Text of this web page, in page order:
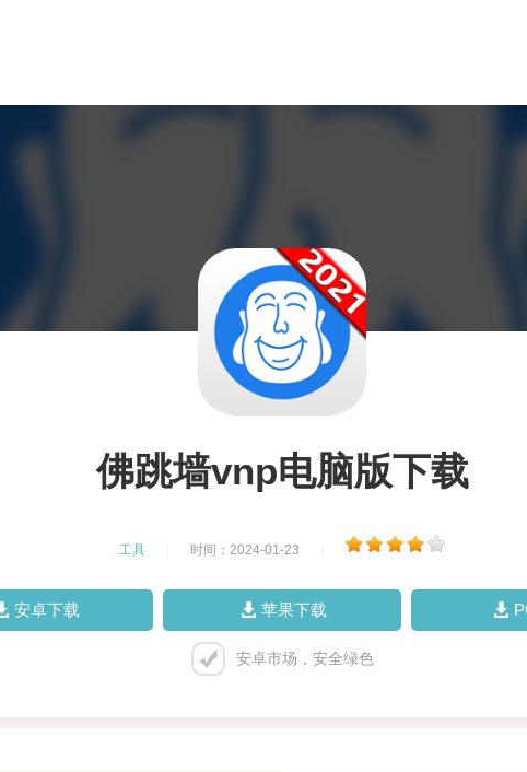
佛跳墙vnp电脑版下载
工具 时间：2024-01-23
安卓下载 苹果下载
安卓市场，安全绿色